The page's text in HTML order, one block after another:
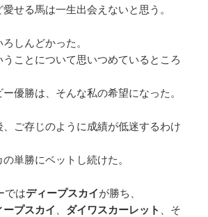
せる馬は一生出会えないと思う。
しんどかった。
うことについて思いつめているところ
優勝は、そんな私の希望になった。
、ご存じのように成績が低迷するわけ
単勝にベットし続けた。
ではディープスカイが勝ち、
ープスカイ ダイワスカーレット
、そ